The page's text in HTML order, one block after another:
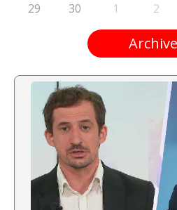
29 30 1 2